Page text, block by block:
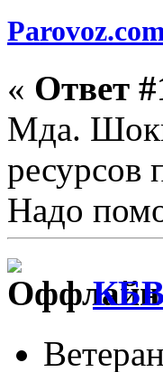
« Ответ
Мда.
ресурсов
Надо
КБВ
Ветеран